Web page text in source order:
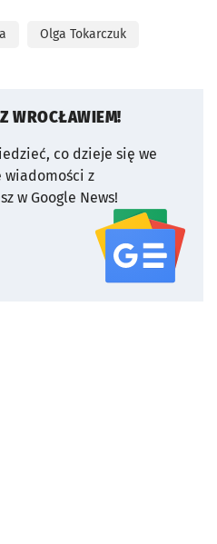
Olga Tokarczuk
WROCŁAWIEM!
co dzieje się we
wiadomości z
w Google News!
serwisu